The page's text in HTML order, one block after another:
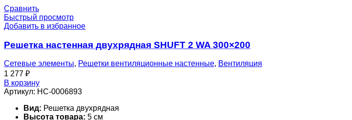
Сравнить
Быстрый просмотр
Добавить в избранное
Решетка настенная двухрядная SHUFT 2 WA 300×200
Сетевые элементы, Решетки вентиляционные настенные, Вентиляция
1 277 ₽
В корзину
Артикул: НС-0006893
Вид: Решетка двухрядная
Высота товара: 5 см